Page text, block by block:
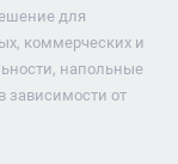
для
коммерческих и
напольные
зависимости от